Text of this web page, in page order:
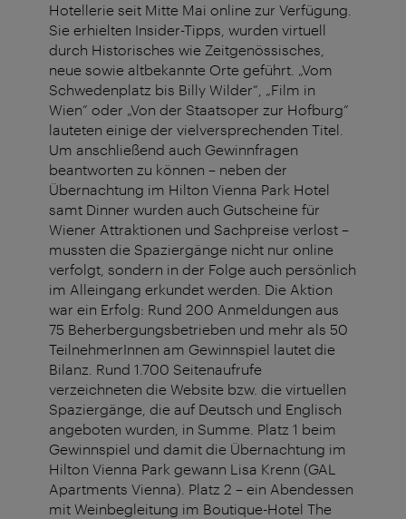
Hotellerie seit Mitte Mai online zur Verfügung.
Sie erhielten Insider-Tipps, wurden virtuell
durch Historisches wie Zeitgenössisches,
neue sowie altbekannte Orte geführt. „Vom
Schwedenplatz bis Billy Wilder“, „Film in
Wien“ oder „Von der Staatsoper zur Hofburg“
lauteten einige der vielversprechenden Titel.
Um anschließend auch Gewinnfragen
beantworten zu können – neben der
Übernachtung im Hilton Vienna Park Hotel
samt Dinner wurden auch Gutscheine für
Wiener Attraktionen und Sachpreise verlost –
mussten die Spaziergänge nicht nur online
verfolgt, sondern in der Folge auch persönlich
im Alleingang erkundet werden. Die Aktion
war ein Erfolg: Rund 200 Anmeldungen aus
75 Beherbergungsbetrieben und mehr als 50
TeilnehmerInnen am Gewinnspiel lautet die
Bilanz. Rund 1.700 Seitenaufrufe
verzeichneten die Website bzw. die virtuellen
Spaziergänge, die auf Deutsch und Englisch
angeboten wurden, in Summe. Platz 1 beim
Gewinnspiel und damit die Übernachtung im
Hilton Vienna Park gewann Lisa Krenn (GAL
Apartments Vienna). Platz 2 – ein Abendessen
mit Weinbegleitung im Boutique-Hotel The